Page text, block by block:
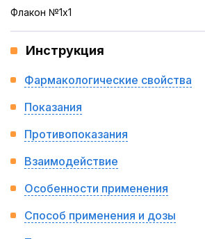
Флакон №1x1
Инструкция
Фармакологические свойства
Показания
Противопоказания
Взаимодействие
Особенности применения
Способ применения и дозы